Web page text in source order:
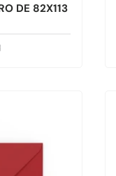
DE 82X113